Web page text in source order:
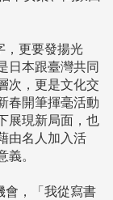
，更要發揚光
日本跟臺灣共同
次，更是文化交
春開筆揮毫活動
展現新局面，也
由名人加入活
。
會，「我從寫書